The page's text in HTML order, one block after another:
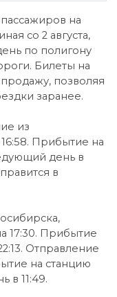
на
со 2 августа,
по полигону
Билеты на
позволяя
заранее.
из
Прибытие на
день в
в
17:30. Прибытие
Отправление
на станцию
в 11:49.